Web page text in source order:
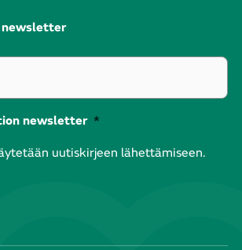
newsletter
newsletter *
uutiskirjeen lähettämiseen.